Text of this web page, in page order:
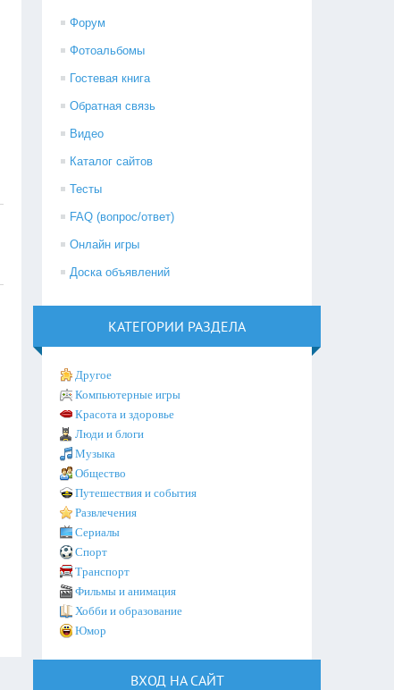
Форум
Фотоальбомы
Гостевая книга
Обратная связь
Видео
Каталог сайтов
Тесты
FAQ (вопрос/ответ)
Онлайн игры
Доска объявлений
КАТЕГОРИИ РАЗДЕЛА
Другое
Компьютерные игры
Красота и здоровье
Люди и блоги
Музыка
Общество
Путешествия и события
Развлечения
Сериалы
Спорт
Транспорт
Фильмы и анимация
Хобби и образование
Юмор
ВХОД НА САЙТ